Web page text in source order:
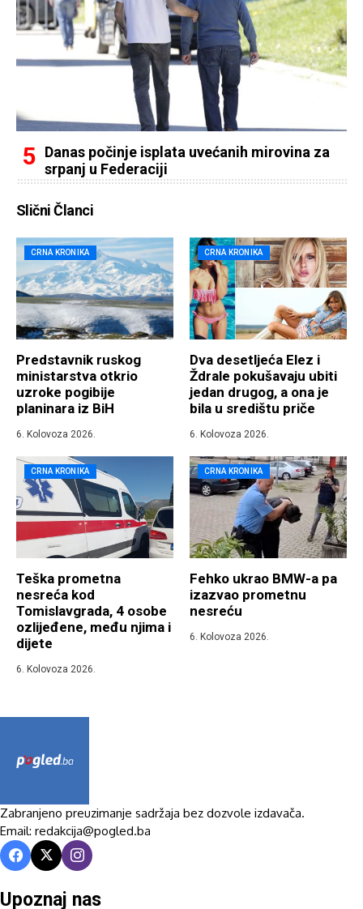
Danas počinje isplata uvećanih mirovina za
srpanj u Federaciji
Slični Članci
CRNA KRONIKA
Predstavnik ruskog
ministarstva otkrio
uzroke pogibije
planinara iz BiH
6. Kolovoza 2026.
CRNA KRONIKA
Dva desetljeća Elez i
Ždrale pokušavaju ubiti
jedan drugog, a ona je
bila u središtu priče
6. Kolovoza 2026.
CRNA KRONIKA
Teška prometna
nesreća kod
Tomislavgrada, 4 osobe
ozlijeđene, među njima i
dijete
6. Kolovoza 2026.
CRNA KRONIKA
Fehko ukrao BMW-a pa
izazvao prometnu
nesreću
6. Kolovoza 2026.
Zabranjeno preuzimanje sadržaja bez dozvole izdavača.
Email: redakcija@pogled.ba
Upoznaj nas